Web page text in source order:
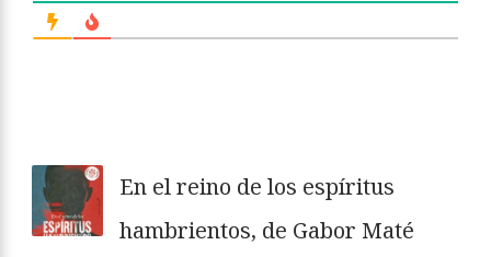
En el reino de los espíritus
hambrientos, de Gabor Maté